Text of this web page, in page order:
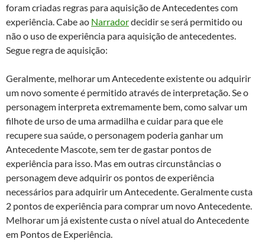
foram criadas regras para aquisição de Antecedentes com
experiência. Cabe ao Narradordecidir se será permitido ou
não o uso de experiência para aquisição de antecedentes.
Segue regra de aquisição:
Geralmente, melhorar um Antecedente existente ou adquirir
um novo somente é permitido através de interpretação. Se o
personagem interpreta extremamente bem, como salvar um
filhote de urso de uma armadilha e cuidar para que ele
recupere sua saúde, o personagem poderia ganhar um
Antecedente Mascote, sem ter de gastar pontos de
experiência para isso. Mas em outras circunstâncias o
personagem deve adquirir os pontos de experiência
necessários para adquirir um Antecedente. Geralmente custa
2 pontos de experiência para comprar um novo Antecedente.
Melhorar um já existente custa o nível atual do Antecedente
em Pontos de Experiência.